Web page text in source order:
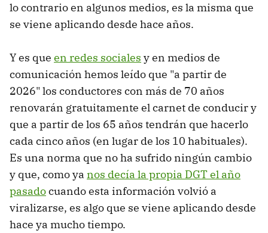
lo contrario en algunos medios, es la misma que
se viene aplicando desde hace años.
Y es que en redes sociales y en medios de
comunicación hemos leído que "a partir de
2026" los conductores con más de 70 años
renovarán gratuitamente el carnet de conducir y
que a partir de los 65 años tendrán que hacerlo
cada cinco años (en lugar de los 10 habituales).
Es una norma que no ha sufrido ningún cambio
y que, como ya nos decía la propia DGT el año
pasadocuando esta información volvió a
viralizarse, es algo que se viene aplicando desde
hace ya mucho tiempo.